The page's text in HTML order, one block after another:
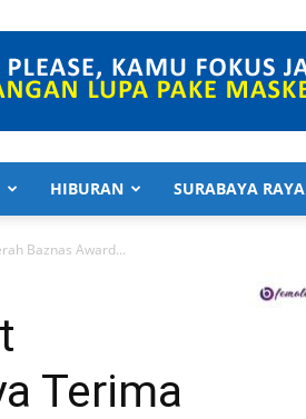
HIBURAN SURABAYA RAYA
Baznas Award...
Terima